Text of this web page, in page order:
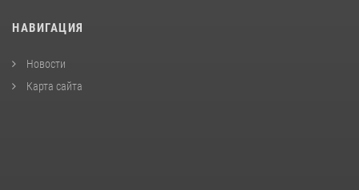
НАВИГАЦИЯ
Новости
Карта сайта